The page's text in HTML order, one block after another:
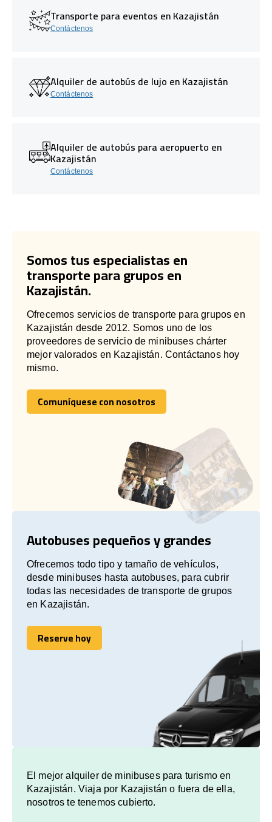
Transporte para eventos en Kazajistán
Contáctenos
Alquiler de autobús de lujo en Kazajistán
Contáctenos
Alquiler de autobús para aeropuerto en
Kazajistán
Contáctenos
Somos tus especialistas en
transporte para grupos en
Kazajistán.
Ofrecemos servicios de transporte para grupos en
Kazajistán desde 2012. Somos uno de los
proveedores de servicio de minibuses chárter
mejor valorados en Kazajistán. Contáctanos hoy
mismo.
Comuníquese con nosotros
Comuníquese con nosotros
Autobuses pequeños y grandes
Ofrecemos todo tipo y tamaño de vehículos,
desde minibuses hasta autobuses, para cubrir
todas las necesidades de transporte de grupos
en Kazajistán.
Reserve hoy
Reserve hoy
El mejor alquiler de minibuses para turismo en
Kazajistán. Viaja por Kazajistán o fuera de ella,
nosotros te tenemos cubierto.